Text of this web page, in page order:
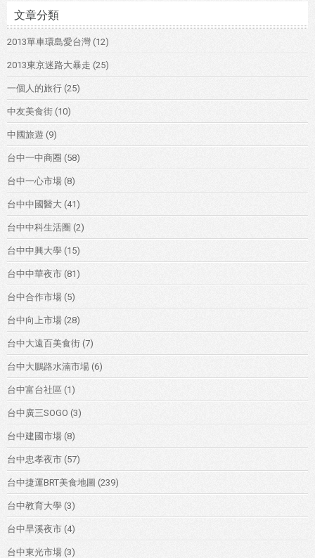
文章分類
2013單車環島愛台灣 (12)
2013東京迷路大暴走 (25)
一個人的旅行 (25)
中友美食街 (10)
中國旅遊 (9)
台中一中商圈 (58)
台中一心市場 (8)
台中中國醫大 (41)
台中中科生活圈 (2)
台中中興大學 (15)
台中中華夜市 (81)
台中合作市場 (5)
台中向上市場 (28)
台中大遠百美食街 (7)
台中大鵬路水湳市場 (6)
台中富台社區 (1)
台中廣三SOGO (3)
台中建國市場 (8)
台中忠孝夜市 (57)
台中捷運BRT美食地圖 (239)
台中教育大學 (3)
台中旱溪夜市 (4)
台中東光市場 (3)